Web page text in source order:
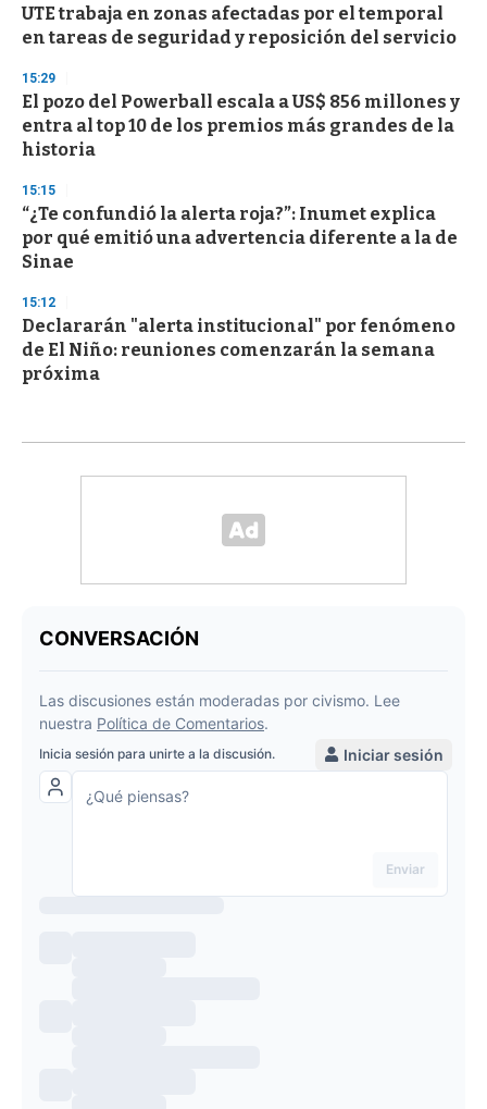
UTE trabaja en zonas afectadas por el temporal
en tareas de seguridad y reposición del servicio
15:29
El pozo del Powerball escala a US$ 856 millones y
entra al top 10 de los premios más grandes de la
historia
15:15
“¿Te confundió la alerta roja?”: Inumet explica
por qué emitió una advertencia diferente a la de
Sinae
15:12
Declararán "alerta institucional" por fenómeno
de El Niño: reuniones comenzarán la semana
próxima